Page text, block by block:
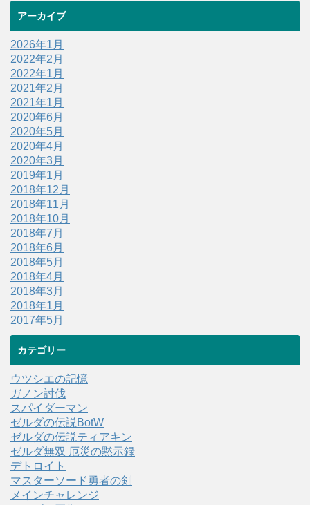
アーカイブ
2026年1月
2022年2月
2022年1月
2021年2月
2021年1月
2020年6月
2020年5月
2020年4月
2020年3月
2019年1月
2018年12月
2018年11月
2018年10月
2018年7月
2018年6月
2018年5月
2018年4月
2018年3月
2018年1月
2017年5月
カテゴリー
ウツシエの記憶
ガノン討伐
スパイダーマン
ゼルダの伝説BotW
ゼルダの伝説ティアキン
ゼルダ無双 厄災の黙示録
デトロイト
マスターソード勇者の剣
メインチャレンジ